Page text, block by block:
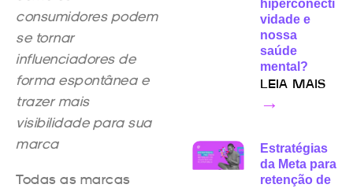
consumidores podem
se tornar
influenciadores de
forma espontânea e
trazer mais
visibilidade para sua
marca
Todas as marcas
hiperconecti
vidade e
nossa
saúde
mental?
LEIA MAIS
→
Estratégias
da Meta para
retenção de